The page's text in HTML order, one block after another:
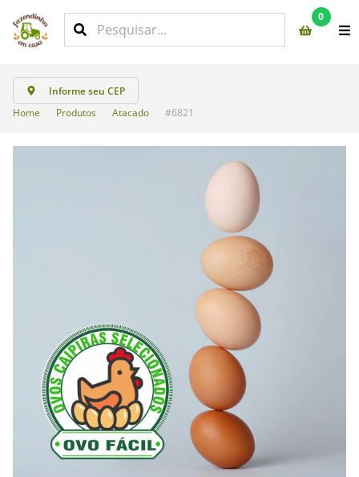
0
Informe seu CEP
Home
Produtos Atacado #6821